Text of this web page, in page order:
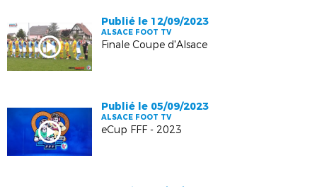
Publié le 12/09/2023
ALSACE FOOT TV
Finale Coupe d'Alsace
Publié le 05/09/2023
ALSACE FOOT TV
eCup FFF - 2023